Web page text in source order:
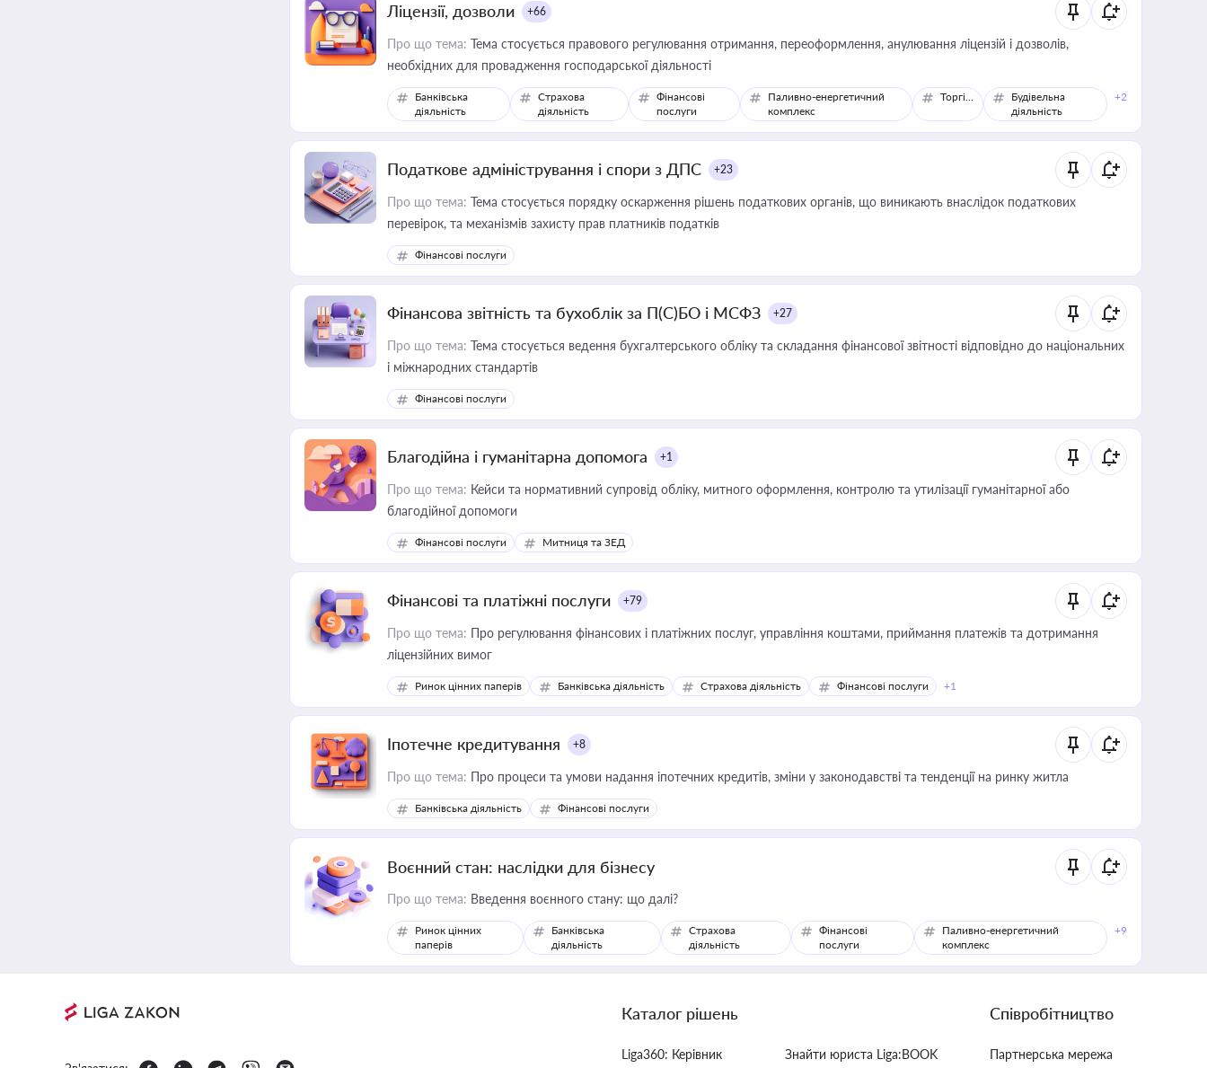
Ліцензії, дозволи +66
Про що тема: Тема стосується правового регулювання отримання, переоформлення, анулювання ліцензій і дозволів,
необхідних для провадження господарської діяльності
Банківська
діяльність
Страхова
діяльність
Фінансові
послуги
Паливно-енергетичний
комплекс
Торгівля
Будівельна
діяльність
+2
Податкове адміністрування і спори з ДПС +23
Про що тема: Тема стосується порядку оскарження рішень податкових органів, що виникають внаслідок податкових
перевірок, та механізмів захисту прав платників податків
Фінансові послуги
Фінансова звітність та бухоблік за П(С)БО і МСФЗ +27
Про що тема: Тема стосується ведення бухгалтерського обліку та складання фінансової звітності відповідно до національних
і міжнародних стандартів
Фінансові послуги
Благодійна і гуманітарна допомога +1
Про що тема: Кейси та нормативний супровід обліку, митного оформлення, контролю та утилізації гуманітарної або
благодійної допомоги
Фінансові послуги Митниця та ЗЕД
Фінансові та платіжні послуги +79
Про що тема: Про регулювання фінансових і платіжних послуг, управління коштами, приймання платежів та дотримання
ліцензійних вимог
Ринок цінних паперів Банківська діяльність Страхова діяльність Фінансові послуги +1
Іпотечне кредитування +8
Про що тема: Про процеси та умови надання іпотечних кредитів, зміни у законодавстві та тенденції на ринку житла
Банківська діяльність Фінансові послуги
Воєнний стан: наслідки для бізнесу
Про що тема: Введення воєнного стану: що далі?
Ринок цінних
паперів
Банківська
діяльність
Страхова
діяльність
Фінансові
послуги
Паливно-енергетичний
комплекс
+9
Каталог рішень
Liga360: Керівник Знайти юриста Liga:BOOK
Співробітництво
Партнерська мережа